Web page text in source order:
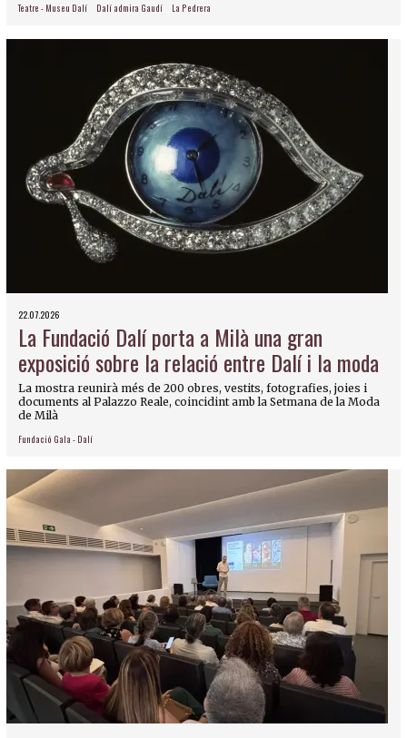
Teatre - Museu Dalí Dalí admira Gaudí La Pedrera
22.07.2026
La Fundació Dalí porta a Milà una gran
exposició sobre la relació entre Dalí i la moda
La mostra reunirà més de 200 obres, vestits, fotografies, joies i
documents al Palazzo Reale, coincidint amb la Setmana de la Moda
de Milà
Fundació Gala - Dalí